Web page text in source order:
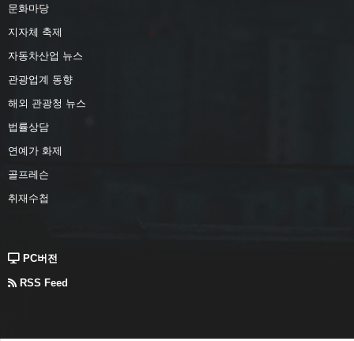
문화마당
지자체 축제
자동차산업 뉴스
관광업계 동향
해외 관광청 뉴스
법률상담
연예가 화제
골프레슨
취재수첩
PC버전
RSS Feed